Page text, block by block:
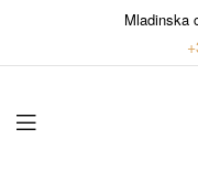
Mladinska